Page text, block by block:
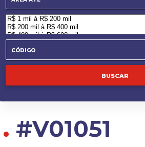
. #V01051